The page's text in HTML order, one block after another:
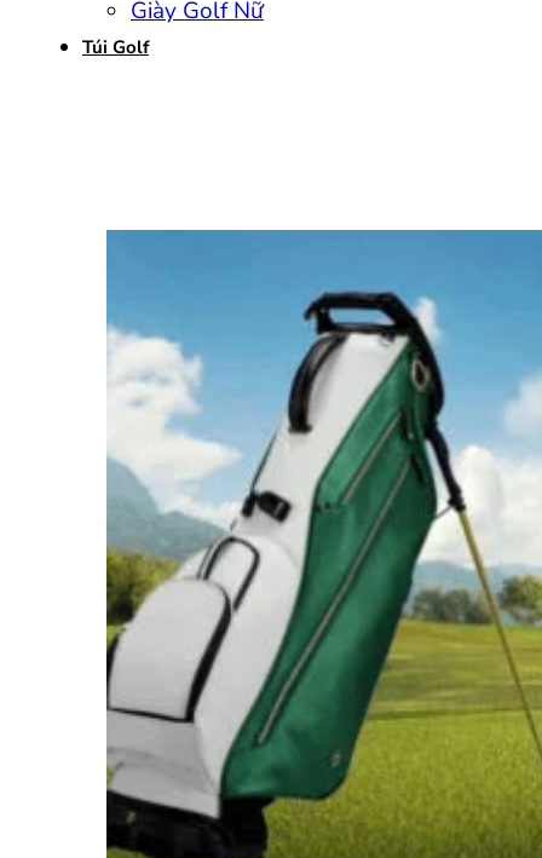
Giày Golf Nữ
Túi Golf